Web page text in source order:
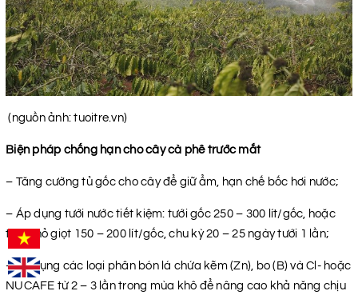
(nguồn ảnh: tuoitre.vn)
Biện pháp chống hạn cho cây cà phê trước mắt
– Tăng cường tủ gốc cho cây để giữ ẩm, hạn chế bốc hơi nước;
– Áp dụng tưới nước tiết kiệm: tưới gốc 250 – 300 lít/gốc, hoặc
tưới nhỏ giọt 150 – 200 lít/gốc, chu kỳ 20 – 25 ngày tưới 1 lần;
– Sử dụng các loại phân bón lá chứa kẽm (Zn), bo (B) và Cl- hoặc
NUCAFE từ 2 – 3 lần trong mùa khô để nâng cao khả năng chịu